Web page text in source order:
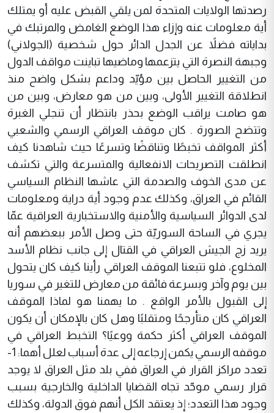
رصدتها الولايات المتحدة لمن يلقي القبض عليه أو يمتلك
أية معلومات عنه وإزاء هذا الوضع الغامض والمرتبك في
بداياته فضلاً عن الجدل الدائر حول شخصية (الجولاني)
وجبهة النصرة التي يتزعمها وماضيها تباينت مواقف الدول
من التغيير الحاصل بين مؤيّد وداعم بشكل واضح منذ
انطلاقة التغيير الأولى، وبين من هو معارض، وبين من
هو صامت يراقب الوضع بحذر بانتظار أن تنجلي الغبرة
وتتضح الصورة . كان موقف العراقي الرسمي والشعبي
أكثر المواقف تخبطًا وتناقضًا وتسرعًا حيث شاهدنا كيف
انطلقت التصريحات الانفعالية والمتسرعة والتي تكشف
عن مدى الخوف والصدمة التي عاشها النظام السياسي
القائم في العراق، وكذلك عدم وجود أية دراية ومعلومات
لدى الدوائر السياسية والأمنية والاستخبارية العراقية عمّا
يجري في الساحة السوريّة حتى وصل الأمر ببعضهم أنه
يريد زج الجيش العراقي في القتال إلى جانب نظام الأسد
المخلوع، فلو تتبعنا الموقف العراقي رأينا كيف كان يتحول
بين يوم وآخر وبسرعة فائقة من معارض للتغير في سوريا
إلى القبول بالأمر الواقع . ما يهمنا هو لماذا الموقف
العراقي كان متأرجحًا ومتقلبًا وهل كان بالإمكان أن يكون
الموقف العراقي أكثر حكمة ووعيًا؟ التخبط العراقي في
موقفه الرسمي يكمن إرجاعه إلى عدة أسباب لعلل أهما: 1-
تعدد مراكز القرار في العراق ففي بلد مثل العراق لا يوجد
قرار رسمي موحّد تجاه القضايا الداخلية والخارجية بسبب
وجود هذا التعدد؛ إذ يعتقد الكل أنهم فوق الدولة، وكذلك